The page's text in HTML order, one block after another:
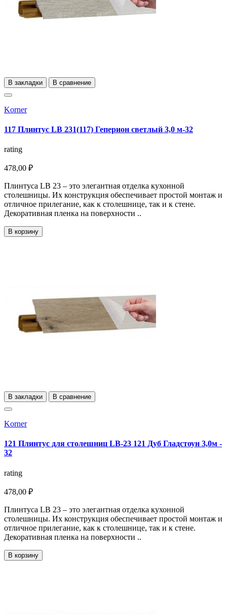
В закладки В сравнение
Korner
117 Плинтус LB 231(117) Геперион светлый 3,0 м-32
rating
478,00 ₽
Плинтуса LB 23 – это элегантная отделка кухонной
столешницы. Их конструкция обеспечивает простой монтаж и
отличное прилегание, как к столешнице, так и к стене.
Декоративная пленка на поверхности ..
В корзину
В закладки В сравнение
Korner
121 Плинтус для столешниц LB-23 121 Дуб Гладстоун 3,0м -
32
rating
478,00 ₽
Плинтуса LB 23 – это элегантная отделка кухонной
столешницы. Их конструкция обеспечивает простой монтаж и
отличное прилегание, как к столешнице, так и к стене.
Декоративная пленка на поверхности ..
В корзину